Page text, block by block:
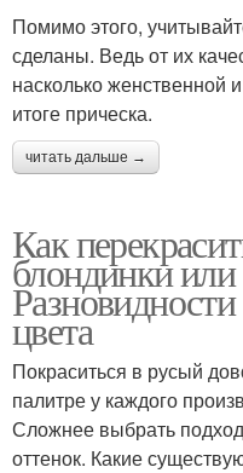
Помимо этого,
сделаны. Ведь от их
насколько женственной
итоге прическа.
читать дальше →
Как
блондинки
цвета
Покраситься в русый
палитре у каждого
Сложнее выбрать
оттенок. Какие